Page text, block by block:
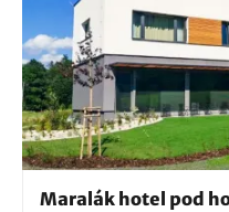
Maralák hotel pod